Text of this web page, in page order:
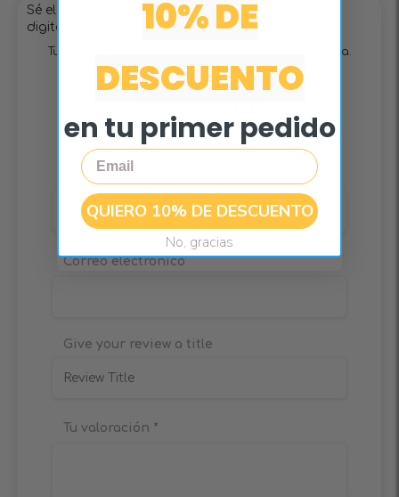
Sé el primero en valorar “15 Recetas SuperFruit –
digital edition”
Tu dirección de correo electrónico no será publicada.
Los campos obligatorios están marcados con
Give your review a title
Tu valoración *
Nombre
Correo electrónico
10% DE
DESCUENTO
en tu primer pedido
Email
QUIERO 10% DE DESCUENTO
No, gracias